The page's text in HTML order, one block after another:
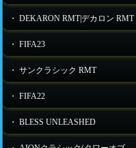
・ DEKARON RMT|デカロン RMT
・ FIFA23
・ サンクラシック RMT
・ FIFA22
・ BLESS UNLEASHED